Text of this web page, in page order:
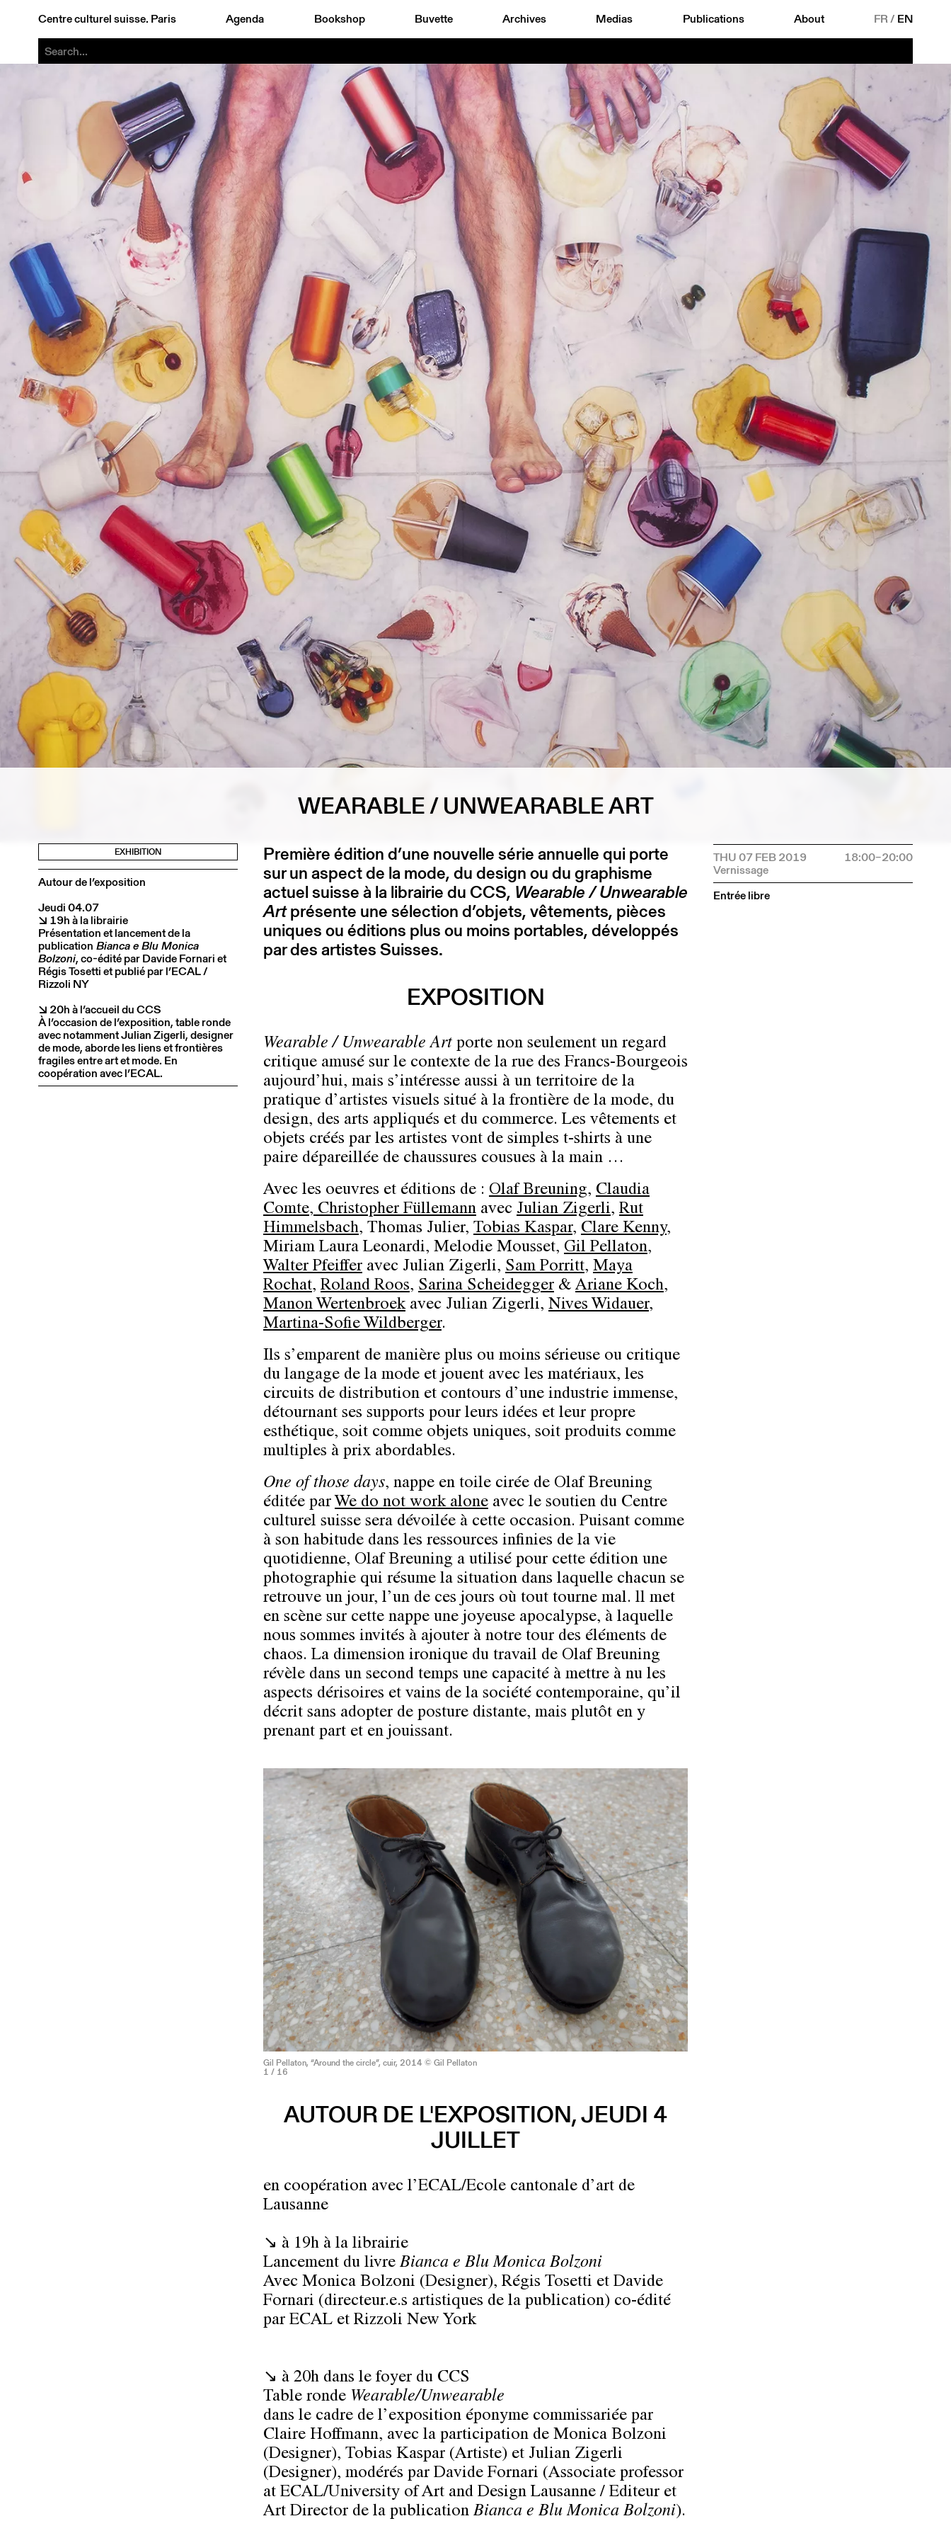
Centre culturel suisse. Paris Agenda Bookshop Buvette Archives Medias Publications About FR/ EN
WEARABLE / UNWEARABLE ART
EXHIBITION
Autour de l’exposition
Jeudi 04.07
↘ 19h à la librairie
Présentation et lancement de la
publication Bianca e Blu Monica
Bolzoni, co-édité par Davide Fornari et
Régis Tosetti et publié par l’ECAL /
Rizzoli NY
↘ 20h à l’accueil du CCS
À l’occasion de l’exposition, table ronde
avec notamment Julian Zigerli, designer
de mode, aborde les liens et frontières
fragiles entre art et mode. En
coopération avec l’ECAL.
Première édition d’une nouvelle série annuelle qui porte
sur un aspect de la mode, du design ou du graphisme
actuel suisse à la librairie du CCS, Wearable / Unwearable
Artprésente une sélection d’objets, vêtements, pièces
uniques ou éditions plus ou moins portables, développés
par des artistes Suisses.
EXPOSITION
Wearable / Unwearable Art porte non seulement un regard
critique amusé sur le contexte de la rue des Francs-Bourgeois
aujourd’hui, mais s’intéresse aussi à un territoire de la
pratique d’artistes visuels situé à la frontière de la mode, du
design, des arts appliqués et du commerce. Les vêtements et
objets créés par les artistes vont de simples t-shirts à une
paire dépareillée de chaussures cousues à la main …
Avec les oeuvres et éditions de : Olaf Breuning, Claudia
Comte,Christopher Füllemann avec Julian Zigerli, Rut
Himmelsbach, Thomas Julier, Tobias Kaspar, Clare Kenny,
Miriam Laura Leonardi, Melodie Mousset, Gil Pellaton,
Walter Pfeiffer avec Julian Zigerli, Sam Porritt, Maya
Rochat, Roland Roos, Sarina Scheidegger &Ariane Koch,
Manon Wertenbroekavec Julian Zigerli, Nives Widauer,
Martina-Sofie Wildberger.
Ils s’emparent de manière plus ou moins sérieuse ou critique
du langage de la mode et jouent avec les matériaux, les
circuits de distribution et contours d’une industrie immense,
détournant ses supports pour leurs idées et leur propre
esthétique, soit comme objets uniques, soit produits comme
multiples à prix abordables.
One of those days, nappe en toile cirée de Olaf Breuning
éditée par We do not work alone avec le soutien du Centre
culturel suisse sera dévoilée à cette occasion. Puisant comme
à son habitude dans les ressources infinies de la vie
quotidienne, Olaf Breuning a utilisé pour cette édition une
photographie qui résume la situation dans laquelle chacun se
retrouve un jour, l’un de ces jours où tout tourne mal. ll met
en scène sur cette nappe une joyeuse apocalypse, à laquelle
nous sommes invités à ajouter à notre tour des éléments de
chaos. La dimension ironique du travail de Olaf Breuning
révèle dans un second temps une capacité à mettre à nu les
aspects dérisoires et vains de la société contemporaine, qu’il
décrit sans adopter de posture distante, mais plutôt en y
prenant part et en jouissant.
Gil Pellaton, “Around the circle”, cuir, 2014 © Gil Pellaton
1 / 16
AUTOUR DE L'EXPOSITION, JEUDI 4
JUILLET
en coopération avec l’ECAL/Ecole cantonale d’art de
Lausanne
↘ à 19h à la librairie
Lancement du livre Bianca e Blu Monica Bolzoni
Avec Monica Bolzoni (Designer), Régis Tosetti et Davide
Fornari (directeur.e.s artistiques de la publication) co-édité
par ECAL et Rizzoli New York
↘ à 20h dans le foyer du CCS
Table ronde Wearable/Unwearable
dans le cadre de l’exposition éponyme commissariée par
Claire Hoffmann, avec la participation de Monica Bolzoni
(Designer), Tobias Kaspar (Artiste) et Julian Zigerli
(Designer), modérés par Davide Fornari (Associate professor
at ECAL/University of Art and Design Lausanne / Editeur et
Art Director de la publication Bianca e Blu Monica Bolzoni).
THU 07 FEB 2019 18:00–20:00
Entrée libre